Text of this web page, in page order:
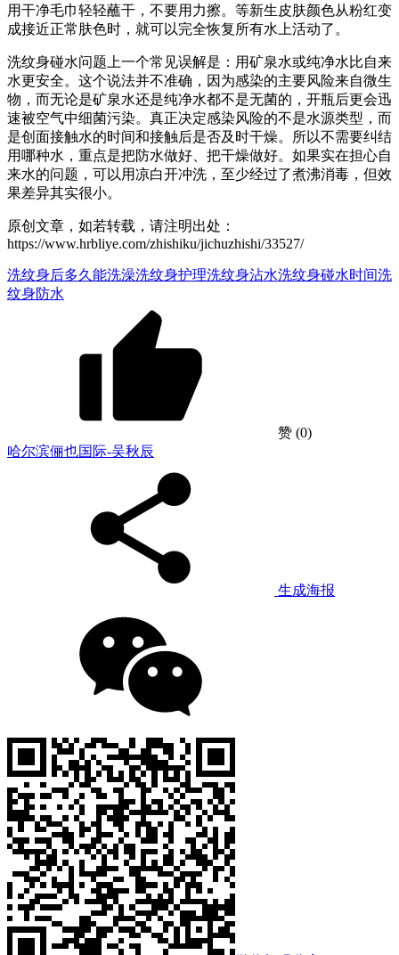
用干净毛巾轻轻蘸干，不要用力擦。等新生皮肤颜色从粉红变
成接近正常肤色时，就可以完全恢复所有水上活动了。
洗纹身碰水问题上一个常见误解是：用矿泉水或纯净水比自来
水更安全。这个说法并不准确，因为感染的主要风险来自微生
物，而无论是矿泉水还是纯净水都不是无菌的，开瓶后更会迅
速被空气中细菌污染。真正决定感染风险的不是水源类型，而
是创面接触水的时间和接触后是否及时干燥。所以不需要纠结
用哪种水，重点是把防水做好、把干燥做好。如果实在担心自
来水的问题，可以用凉白开冲洗，至少经过了煮沸消毒，但效
果差异其实很小。
原创文章，如若转载，请注明出处：
https://www.hrbliye.com/zhishiku/jichuzhishi/33527/
洗纹身后多久能洗澡洗纹身护理洗纹身沾水洗纹身碰水时间洗
纹身防水
赞 (0)
哈尔滨俪也国际-吴秋辰
生成海报